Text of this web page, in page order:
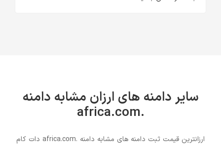
سایر دامنه های ارزان مشابه دامنه
.africa.com
ارزانترین قیمت ثبت دامنه های مشابه دامنه .africa.com دات کام